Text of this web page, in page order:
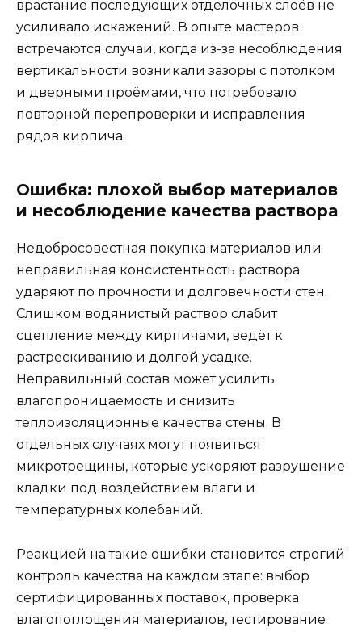
врастание последующих отделочных слоёв не
усиливало искажений. В опыте мастеров
встречаются случаи, когда из-за несоблюдения
вертикальности возникали зазоры с потолком
и дверными проёмами, что потребовало
повторной перепроверки и исправления
рядов кирпича.
Ошибка: плохой выбор материалов
и несоблюдение качества раствора
Недобросовестная покупка материалов или
неправильная консистентность раствора
ударяют по прочности и долговечности стен.
Слишком водянистый раствор слабит
сцепление между кирпичами, ведёт к
растрескиванию и долгой усадке.
Неправильный состав может усилить
влагопроницаемость и снизить
теплоизоляционные качества стены. В
отдельных случаях могут появиться
микротрещины, которые ускоряют разрушение
кладки под воздействием влаги и
температурных колебаний.
Реакцией на такие ошибки становится строгий
контроль качества на каждом этапе: выбор
сертифицированных поставок, проверка
влагопоглощения материалов, тестирование